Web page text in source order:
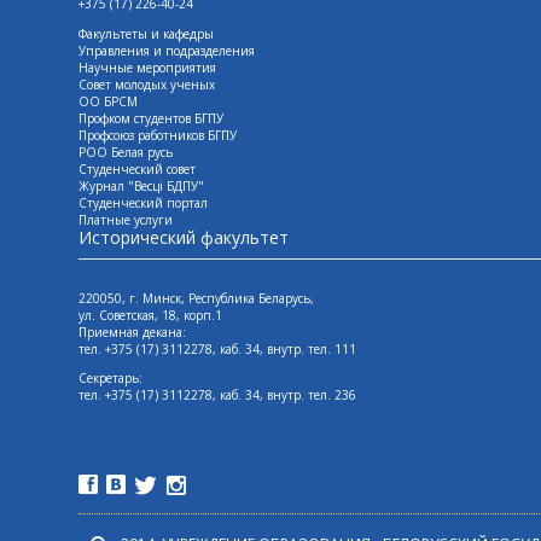
+375 (17) 226-40-24
Факультеты и кафедры
Управления и подразделения
Научные мероприятия
Совет молодых ученых
ОО БРСМ
Профком студентов БГПУ
Профсоюз работников БГПУ
РОО Белая русь
Студенческий совет
Журнал "Весцi БДПУ"
Студенческий портал
Платные услуги
Исторический факультет
220050, г. Минск, Республика Беларусь,
ул. Советская, 18, корп.1
Приемная декана:
тел. +375 (17) 3112278, каб. 34, внутр. тел. 111
Секретарь:
тел. +375 (17) 3112278, каб. 34, внутр. тел. 236